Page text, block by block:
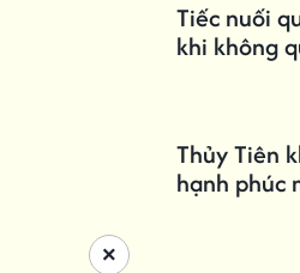
Tiếc nuối
khi không
Thủy Tiên
hạnh phúc
×